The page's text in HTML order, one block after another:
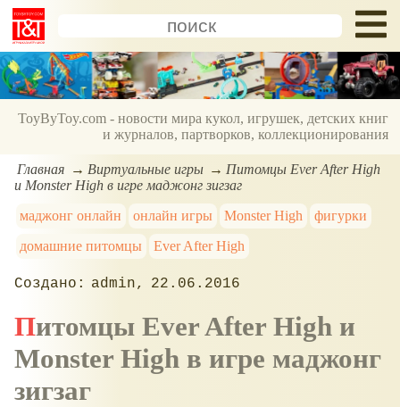
ToyByToy.com - новости мира кукол, игрушек, детских книг
и журналов, партворков, коллекционирования
Главная Виртуальные игры
Питомцы Ever After High
и Monster High в игре маджонг зигзаг
маджонг онлайн
онлайн игры Monster High
фигурки
домашние питомцы
Ever After High
admin 22.06.2016
Питомцы Ever After High и
Monster High в игре маджонг
зигзаг